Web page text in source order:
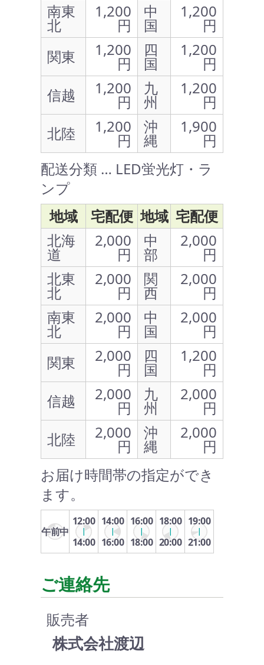
南東
北
1,200
円
中
国
1,200
円
関東
1,200
円
四
国
1,200
円
信越
1,200
円
九
州
1,200
円
北陸
1,200
円
沖
縄
1,900
円
配送分類 … LED蛍光灯・ラ
ンプ
地域
宅配便 地域 宅配便
北海
道
2,000
円
中
部
2,000
円
北東
北
2,000
円
関
西
2,000
円
南東
北
2,000
円
中
国
2,000
円
関東
2,000
円
四
国
1,200
円
信越
2,000
円
九
州
2,000
円
北陸
2,000
円
沖
縄
2,000
円
お届け時間帯の指定ができ
ます。
午前中
12:00
14:00
14:00
16:00
16:00
18:00
18:00
20:00
19:00
21:00
ご連絡先
販売者
株式会社渡辺